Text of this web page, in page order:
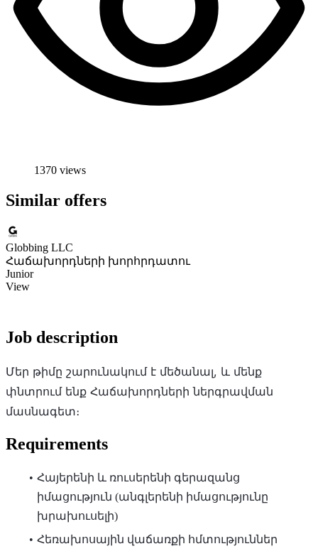
1370 views
Similar offers
Globbing LLC
Հաճախորդների խորհրդատու
Junior
View
Job description
Մեր թիմը շարունակում է մեծանալ, և մենք
փնտրում ենք Հաճախորդների ներգրավման
մասնագետ։
Requirements
Հայերենի և ռուսերենի գերազանց
իմացություն (անգլերենի իմացությունը
խրախուսելի)
Հեռախոսային վաճառքի հմտություններ